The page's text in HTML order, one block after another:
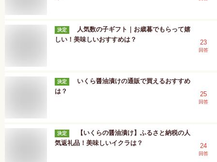
決定
人気数の子ギフト｜お歳暮でもらって嬉
しい！美味しいおすすめは？
23
回答
決定
いくら醤油漬けの通販で買えるおすすめ
は？
25
回答
決定
【いくらの醤油漬け】ふるさと納税の人
気返礼品！美味しいイクラは？
24
回答